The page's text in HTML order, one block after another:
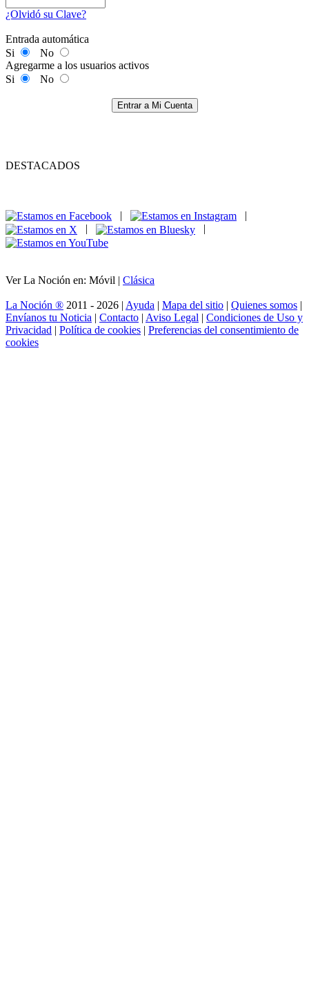
¿Olvidó su Clave?
Entrada automática
Si
No
Agregarme a los usuarios activos
Si
No
Entrar a Mi Cuenta
DESTACADOS
|
|
|
|
Ver La Noción en: Móvil | Clásica
La Noción ® 2011 - 2026 | Ayuda | Mapa del sitio | Quienes somos |
Envíanos tu Noticia | Contacto | Aviso Legal | Condiciones de Uso y
Privacidad | Política de cookies | Preferencias del consentimiento de
cookies